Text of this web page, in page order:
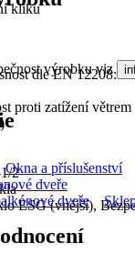
kliku
dle EN
proti zatížení
2
ESG (vnější),
výrobku viz
Okna a příslušenství
dveře
dveře